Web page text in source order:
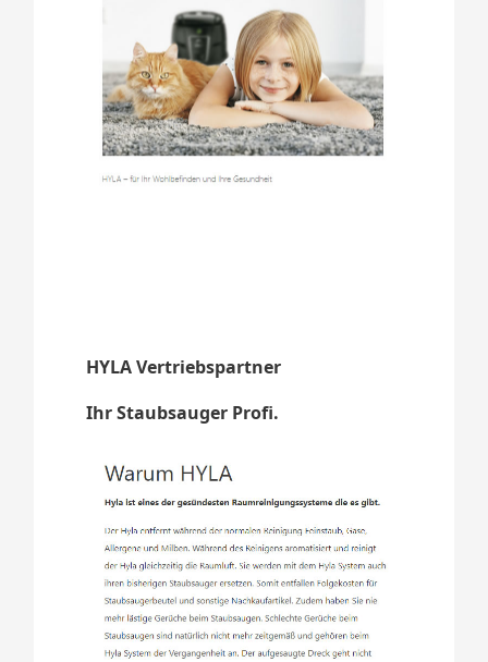
HYLA Vertriebspartner
Ihr Staubsauger Profi.